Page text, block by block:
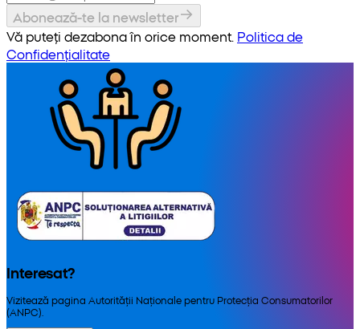
Abonează-te la newsletter
Vă puteți dezabona în orice moment. Politica de
Confidențialitate
Interesat?
Vizitează pagina Autorității Naționale pentru Protecția Consumatorilor
(ANPC).